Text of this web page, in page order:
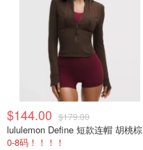
$144.00 $179.00
lululemon Define 短款连帽 胡桃棕
0-8码！！！！